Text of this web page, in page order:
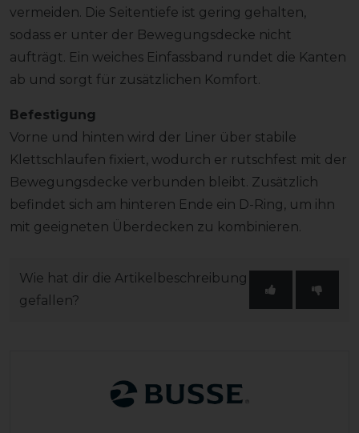
vermeiden. Die Seitentiefe ist gering gehalten,
sodass er unter der Bewegungsdecke nicht
aufträgt. Ein weiches Einfassband rundet die Kanten
ab und sorgt für zusätzlichen Komfort.
Befestigung
Vorne und hinten wird der Liner über stabile
Klettschlaufen fixiert, wodurch er rutschfest mit der
Bewegungsdecke verbunden bleibt. Zusätzlich
befindet sich am hinteren Ende ein D-Ring, um ihn
mit geeigneten Überdecken zu kombinieren.
Wie hat dir die Artikelbeschreibung
gefallen?